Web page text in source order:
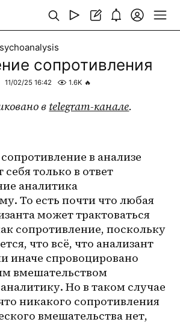
сопротивления
11/02/25 16:42 1.6K 🔥
в telegram-канале.
в анализе
только в ответ
аналитика
То есть почти что любая
может трактоваться
сопротивление, поскольку
что всё, что анализант
иначе спровоцировано
вмешательством
Но в таком случае
никакого сопротивления
вмешательства нет,